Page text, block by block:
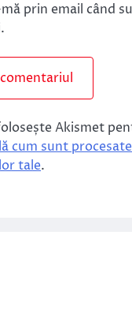
prin email când
Akismet
cum sunt
tale.